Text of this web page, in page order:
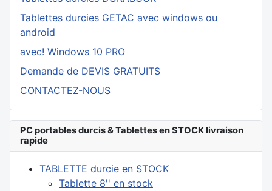
Tablettes durcies GETAC avec windows ou
android
avec! Windows 10 PRO
Demande de DEVIS GRATUITS
CONTACTEZ-NOUS
PC portables durcis & Tablettes en STOCK livraison
rapide
TABLETTE durcie en STOCK
Tablette 8'' en stock